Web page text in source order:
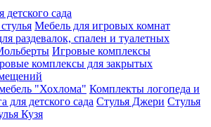
детского сада
Мебель для игровых комнат
раздевалок, спален и туалетных
Игровые комплексы
комплексы для закрытых
"Хохлома" Комплекты логопеда и
для детского сада Стулья Джери Стулья
Кузя